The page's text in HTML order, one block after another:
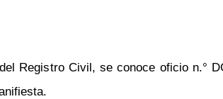
Registro Civil, se conoce oficio n.°